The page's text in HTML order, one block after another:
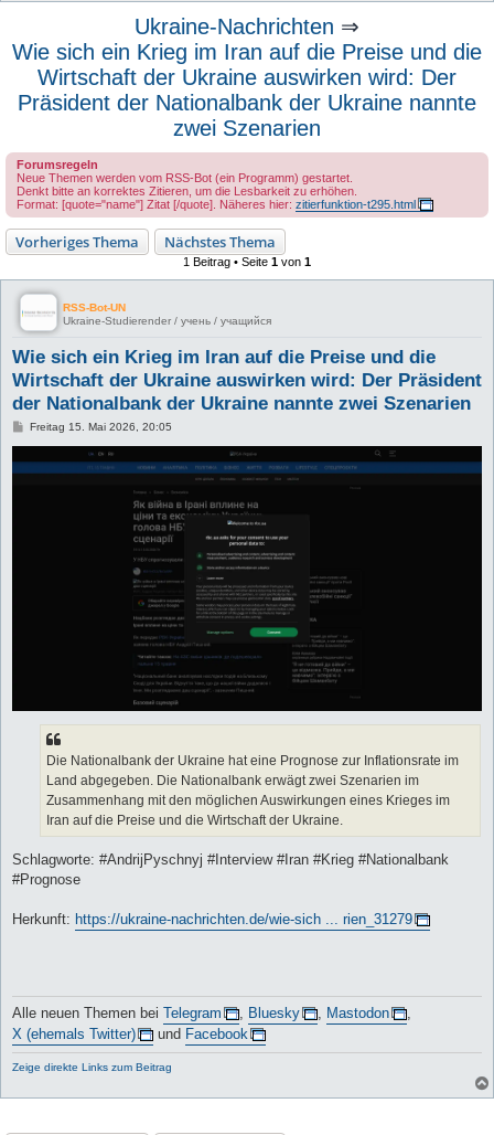
Ukraine-Nachrichten ⇒
Wie sich ein Krieg im Iran auf die Preise und die
Wirtschaft der Ukraine auswirken wird: Der
Präsident der Nationalbank der Ukraine nannte
zwei Szenarien
Forumsregeln
Neue Themen werden vom RSS-Bot (ein Programm) gestartet.
Denkt bitte an korrektes Zitieren, um die Lesbarkeit zu erhöhen.
Format: [quote="name"] Zitat [/quote]. Näheres hier: zitierfunktion-t295.html
Vorheriges Thema Nächstes Thema
1 Beitrag • Seite 1 von 1
RSS-Bot-UN
Ukraine-Studierender / учень / учащийся
Wie sich ein Krieg im Iran auf die Preise und die
Wirtschaft der Ukraine auswirken wird: Der Präsident
der Nationalbank der Ukraine nannte zwei Szenarien
B
t
Freitag 15. Mai 2026, 20:05
Die Nationalbank der Ukraine hat eine Prognose zur Inflationsrate im
Land abgegeben. Die Nationalbank erwägt zwei Szenarien im
Zusammenhang mit den möglichen Auswirkungen eines Krieges im
Iran auf die Preise und die Wirtschaft der Ukraine.
Schlagworte: #AndrijPyschnyj #Interview #Iran #Krieg #Nationalbank
#Prognose
Herkunft: https://ukraine-nachrichten.de/wie-sich ... rien_31279
Alle neuen Themen bei Telegram , Bluesky , Mastodon
,
X (ehemals Twitter)
und Facebook
Zeige direkte Links zum Beitrag